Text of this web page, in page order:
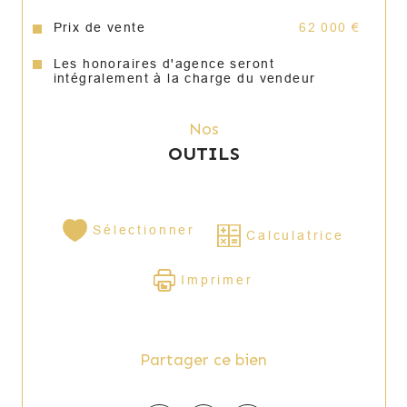
d’accompagnement aux services de
Estimation gratuite (voir conditions).
Prix de vente 62 000 €
Les honoraires d'agence seront
intégralement à la charge du vendeur
Nos
OUTILS
Sélectionner Calculatrice
Imprimer
Partager ce bien